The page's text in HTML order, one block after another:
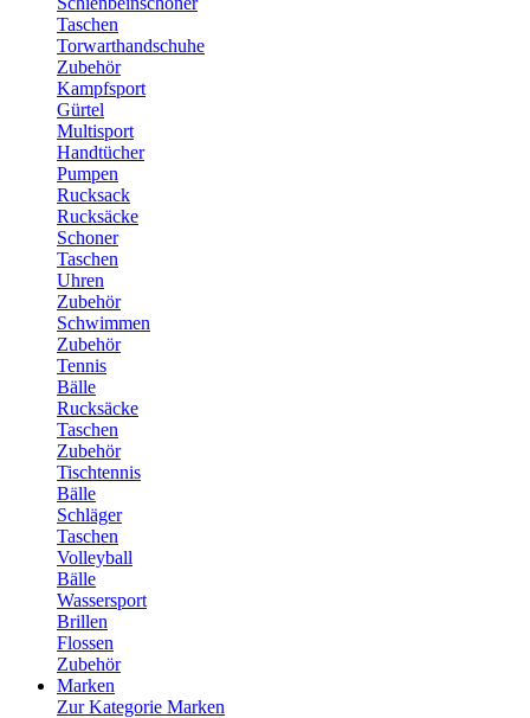
Taschen
Torwarthandschuhe
Zubehör
Kampfsport
Gürtel
Multisport
Handtücher
Pumpen
Rucksack
Rucksäcke
Schoner
Taschen
Uhren
Zubehör
Schwimmen
Zubehör
Tennis
Bälle
Rucksäcke
Taschen
Zubehör
Tischtennis
Bälle
Schläger
Taschen
Volleyball
Bälle
Wassersport
Brillen
Flossen
Zubehör
Marken
Zur Kategorie Marken